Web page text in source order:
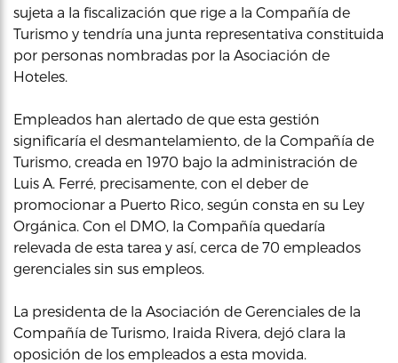
sujeta a la fiscalización que rige a la Compañía de
Turismo y tendría una junta representativa constituida
por personas nombradas por la Asociación de
Hoteles.
Empleados han alertado de que esta gestión
significaría el desmantelamiento, de la Compañía de
Turismo, creada en 1970 bajo la administración de
Luis A. Ferré, precisamente, con el deber de
promocionar a Puerto Rico, según consta en su Ley
Orgánica. Con el DMO, la Compañía quedaría
relevada de esta tarea y así, cerca de 70 empleados
gerenciales sin sus empleos.
La presidenta de la Asociación de Gerenciales de la
Compañía de Turismo, Iraida Rivera, dejó clara la
oposición de los empleados a esta movida.